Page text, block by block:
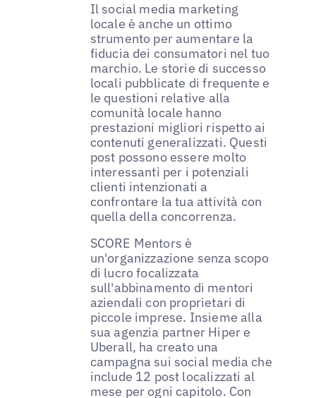
Il social media marketing
locale è anche un ottimo
strumento per aumentare la
fiducia dei consumatori nel tuo
marchio. Le storie di successo
locali pubblicate di frequente e
le questioni relative alla
comunità locale hanno
prestazioni migliori rispetto ai
contenuti generalizzati. Questi
post possono essere molto
interessanti per i potenziali
clienti intenzionati a
confrontare la tua attività con
quella della concorrenza.
SCORE Mentors è
un'organizzazione senza scopo
di lucro focalizzata
sull'abbinamento di mentori
aziendali con proprietari di
piccole imprese. Insieme alla
sua agenzia partner Hiper e
Uberall, ha creato una
campagna sui social media che
include 12 post localizzati al
mese per ogni capitolo. Con